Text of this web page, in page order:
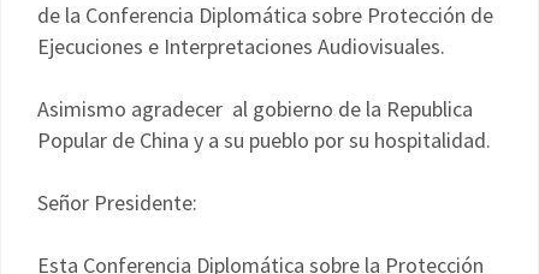
de la Conferencia Diplomática sobre Protección de
Ejecuciones e Interpretaciones Audiovisuales.
Asimismo agradecer al gobierno de la Republica
Popular de China y a su pueblo por su hospitalidad.
Señor Presidente:
Esta Conferencia Diplomática sobre la Protección